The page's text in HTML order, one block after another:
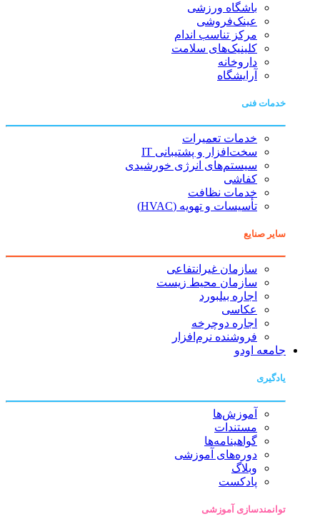
باشگاه ورزشی
عینک‌فروشی
مرکز تناسب اندام
کلینیک‌های سلامت
داروخانه
آرایشگاه
خدمات فنی
خدمات تعمیرات
سخت‌افزار و پشتیبانی IT
سیستم‌های انرژی خورشیدی
کفاشی
خدمات نظافت
تأسیسات و تهویه (HVAC)
سایر صنایع
سازمان غیرانتفاعی
سازمان محیط زیست
اجاره بیلبورد
عکاسی
اجاره دوچرخه
فروشنده نرم‌افزار
جامعه اودو
یادگیری
آموزش‌ها
مستندات
گواهینامه‌ها
دوره‌های آموزشی
وبلاگ
پادکست
توانمندسازی آموزشی